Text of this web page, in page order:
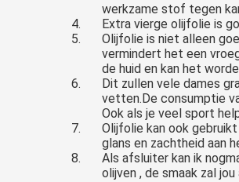
werkzame stof tegen
Extra vierge olijfolie is
Olijfolie is niet alleen
vermindert het een
de huid en kan het
Dit zullen vele dames
vetten.De consumptie
Ook als je veel sport
Olijfolie kan ook
glans en zachtheid aan
Als afsluiter kan ik
olijven , de smaak zal